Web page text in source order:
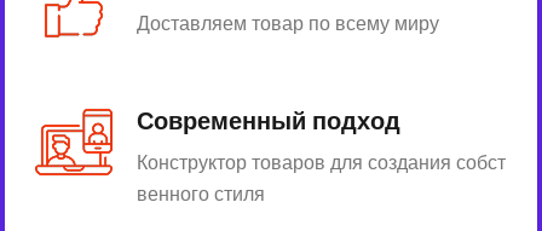
Доставляем товар по всему миру
Современный подход
Конструктор товаров для создания собст
венного стиля